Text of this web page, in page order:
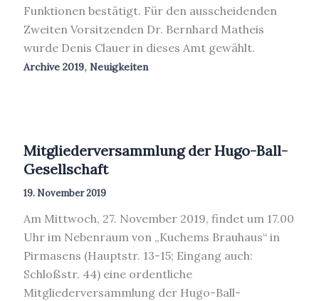
Funktionen bestätigt. Für den ausscheidenden
Zweiten Vorsitzenden Dr. Bernhard Matheis
wurde Denis Clauer in dieses Amt gewählt.
Archive 2019, Neuigkeiten
Mitgliederversammlung der Hugo-Ball-
Gesellschaft
19. November 2019
Am Mittwoch, 27. November 2019, findet um 17.00
Uhr im Nebenraum von „Kuchems Brauhaus“ in
Pirmasens (Hauptstr. 13-15; Eingang auch:
Schloßstr. 44) eine ordentliche
Mitgliederversammlung der Hugo-Ball-